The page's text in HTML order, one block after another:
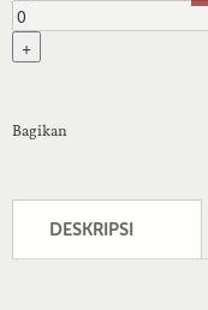
+
Bagikan
DESKRIPSI